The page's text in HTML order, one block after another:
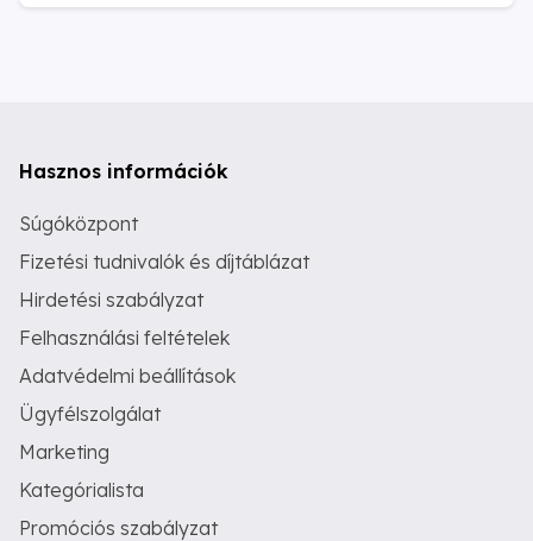
Hasznos információk
Súgóközpont
Fizetési tudnivalók és díjtáblázat
Hirdetési szabályzat
Felhasználási feltételek
Adatvédelmi beállítások
Ügyfélszolgálat
Marketing
Kategórialista
Promóciós szabályzat